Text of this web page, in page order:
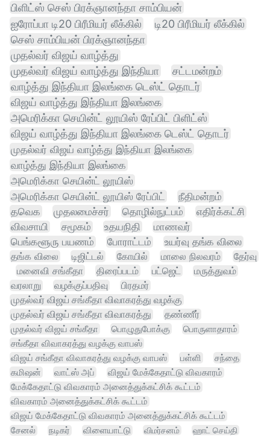
பிளிட்ஸ் செஸ் பிரக்ஞானந்தா சாம்பியன்
ஐரோப்பா டி20 பிரீமியர் லீக்கில்
டி20 பிரீமியர் லீக்கில்
செஸ் சாம்பியன் பிரக்ஞானந்தா
முதல்வர் விஜய் வாழ்த்து
முதல்வர் விஜய் வாழ்த்து இந்தியா
சட்டமன்றம்
வாழ்த்து இந்தியா இலங்கை டெஸ்ட் தொடர்
விஜய் வாழ்த்து இந்தியா இலங்கை
அமெரிக்கா செயின்ட் லூயிஸ் ரேப்பிட் பிளிட்ஸ்
விஜய் வாழ்த்து இந்தியா இலங்கை டெஸ்ட் தொடர்
முதல்வர் விஜய் வாழ்த்து இந்தியா இலங்கை
வாழ்த்து இந்தியா இலங்கை
அமெரிக்கா செயின்ட் லூயிஸ்
அமெரிக்கா செயின்ட் லூயிஸ் ரேப்பிட்
நீதிமன்றம்
தவெக
முதலமைச்சர் தொழில்நுட்பம்
எதிர்க்கட்சி
விவசாயி
சமூகம் உதயநிதி
மாணவர்
பெங்களூரு பயணம்
போராட்டம்
உயர்வு தங்க விலை
தங்க விலை
டிஜிட்டல் கோயில் மாலை நிலவரம்
தேர்வு
மனைவி சங்கீதா
திரைப்படம் பட்ஜெட்
மருத்துவம்
வரலாறு
வழக்குப்பதிவு
பிரதமர்
முதல்வர் விஜய் சங்கீதா விவாகரத்து வழக்கு
முதல்வர் விஜய் சங்கீதா விவாகரத்து
தண்ணீர்
முதல்வர் விஜய் சங்கீதா
பொழுதுபோக்கு
பொருளாதாரம்
சங்கீதா விவாகரத்து வழக்கு வாபஸ்
விஜய் சங்கீதா விவாகரத்து வழக்கு வாபஸ்
பள்ளி
சந்தை
கமிஷன்
வாட்ஸ் அப்
விஜய் மேக்கேதாட்டு விவகாரம்
மேக்கேதாட்டு விவகாரம் அனைத்துக்கட்சிக் கூட்டம்
விவகாரம் அனைத்துக்கட்சிக் கூட்டம்
விஜய் மேக்கேதாட்டு விவகாரம் அனைத்துக்கட்சிக் கூட்டம்
சேனல்
நடிகர் விளையாட்டு விமர்சனம் ஹாட் செய்தி